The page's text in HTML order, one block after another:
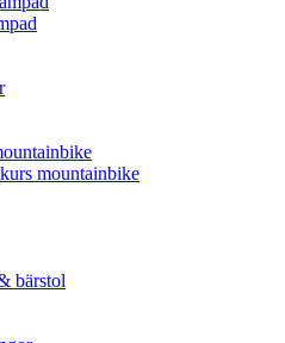
mountainbike
bärstol